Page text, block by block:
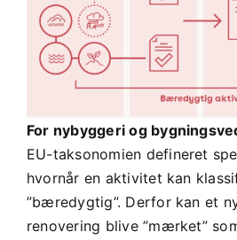
For nybyggeri og
EU-taksonomien defineret
hvornår en aktivitet kan
”bæredygtig”. Derfor kan et
renovering blive ”mærket”